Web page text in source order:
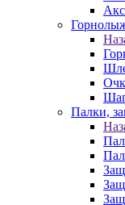
Палки,